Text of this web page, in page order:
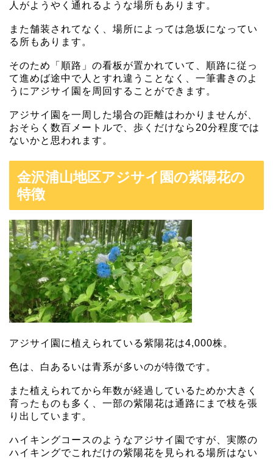
人がようやく通れるような場所もあります。
また舗装されてなく、場所によっては急坂になってい
る所もあります。
そのため「順路」の看板が置かれていて、順路に従っ
て進めば途中で人とすれ違うことなく、一筆書きのよ
うにアジサイ園を周回することができます。
アジサイ園を一周した場合の距離はわかりませんが、
おそらく数百メートルで、歩くだけなら20分程度では
ないかと思われます。
金沢浦山地区アジサイ園の紫陽花の
特徴
アジサイ園に植えられている紫陽花は4,000株。
色は、白あるいは青系が多いのが特徴です。
また植えられてから年数が経過しているためか大きく
育ったものも多く、一部の紫陽花は通路にまで枝を張
り出しています。
ハイキングコースのようなアジサイ園ですが、実際の
ハイキングでこれだけの紫陽花を見られる場所はない